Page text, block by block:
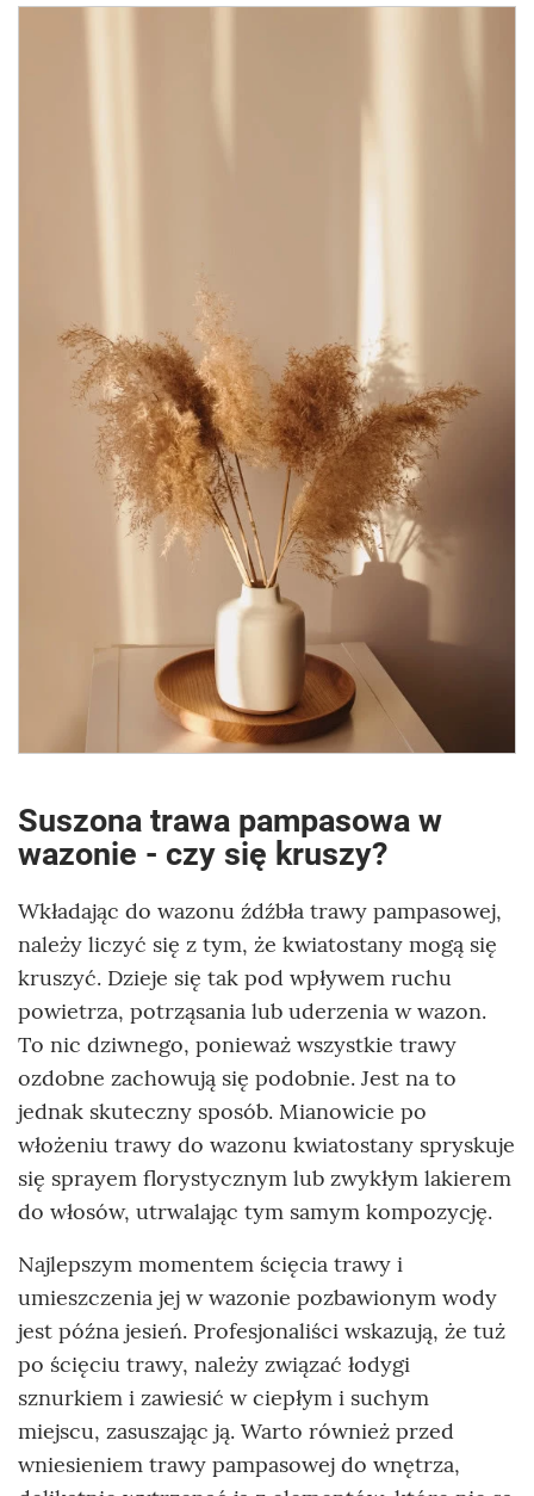
Suszona trawa pampasowa w
wazonie - czy się kruszy?
Wkładając do wazonu źdźbła trawy pampasowej,
należy liczyć się z tym, że kwiatostany mogą się
kruszyć. Dzieje się tak pod wpływem ruchu
powietrza, potrząsania lub uderzenia w wazon.
To nic dziwnego, ponieważ wszystkie trawy
ozdobne zachowują się podobnie. Jest na to
jednak skuteczny sposób. Mianowicie po
włożeniu trawy do wazonu kwiatostany spryskuje
się sprayem florystycznym lub zwykłym lakierem
do włosów, utrwalając tym samym kompozycję.
Najlepszym momentem ścięcia trawy i
umieszczenia jej w wazonie pozbawionym wody
jest późna jesień. Profesjonaliści wskazują, że tuż
po ścięciu trawy, należy związać łodygi
sznurkiem i zawiesić w ciepłym i suchym
miejscu, zasuszając ją. Warto również przed
wniesieniem trawy pampasowej do wnętrza,